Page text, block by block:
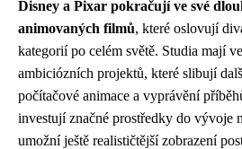
Disney a Pixar pokračují ve své
animovaných filmů, které oslovují
kategorií po celém světě. Studia mají
ambiciózních projektů, které slibují
počítačové animace a vyprávění
investují značné prostředky do vývoje
umožní ještě realističtější zobrazení